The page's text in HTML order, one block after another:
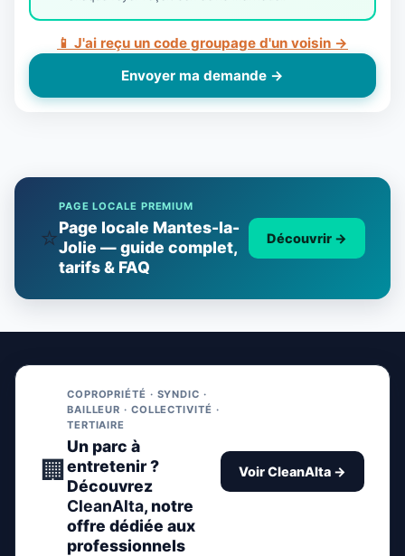
📱 J'ai reçu un code groupage d'un voisin →
Envoyer ma demande →
⭐
PAGE LOCALE PREMIUM
Page locale Mantes-la-
Jolie — guide complet,
tarifs & FAQ
Découvrir →
🏢
COPROPRIÉTÉ · SYNDIC ·
BAILLEUR · COLLECTIVITÉ ·
TERTIAIRE
Un parc à
entretenir ?
Découvrez
CleanAlta, notre
offre dédiée aux
professionnels
Voir CleanAlta →